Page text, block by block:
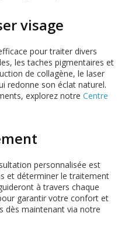
visage
pour traiter divers
les taches pigmentaires et
de collagène, le laser
redonne son éclat naturel.
explorez notre Centre
personnalisée est
et déterminer le traitement
à travers chaque
garantir votre confort et
dès maintenant via notre